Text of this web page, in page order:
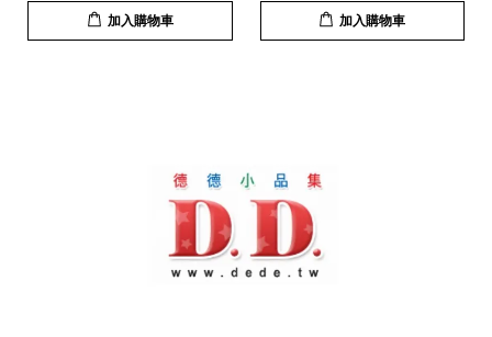
加入購物車 加入購物車